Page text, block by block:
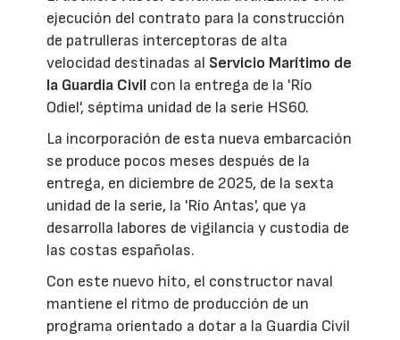
ejecución del contrato para la construcción
de patrulleras interceptoras de alta
velocidad destinadas al Servicio Marítimo de
la Guardia Civil con la entrega de la 'Río
Odiel', séptima unidad de la serie HS60.
La incorporación de esta nueva embarcación
se produce pocos meses después de la
entrega, en diciembre de 2025, de la sexta
unidad de la serie, la 'Río Antas', que ya
desarrolla labores de vigilancia y custodia de
las costas españolas.
Con este nuevo hito, el constructor naval
mantiene el ritmo de producción de un
programa orientado a dotar a la Guardia Civil